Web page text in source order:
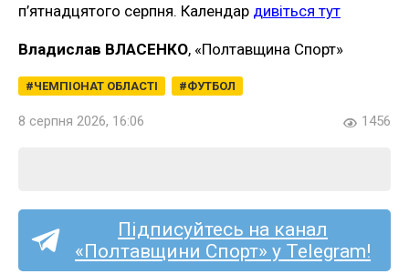
п’ятнадцятого серпня. Календар дивіться тут
Владислав ВЛАСЕНКО, «Полтавщина Спорт»
ЧЕМПІОНАТ ОБЛАСТІ ФУТБОЛ
8 серпня 2026, 16:06 1456
Підписуйтесь на канал
«Полтавщини Спорт» у Telegram!